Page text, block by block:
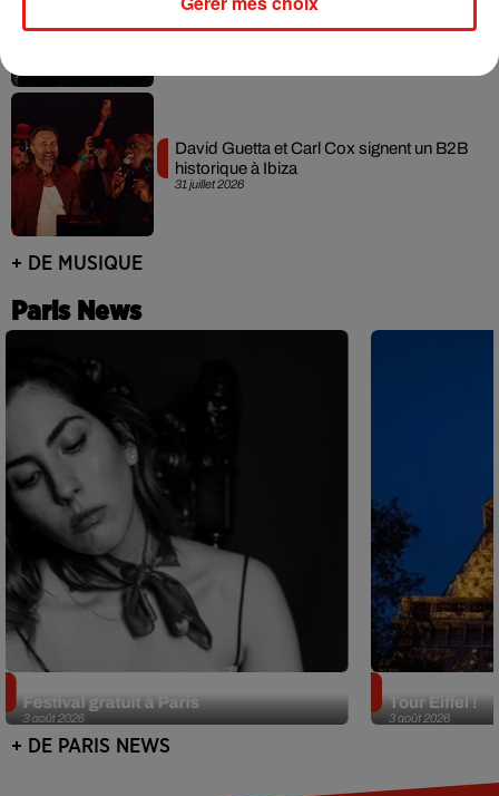
31 juillet 2026
31 juillet 2026
David Guetta et Carl Cox signent un B2B
historique à Ibiza
+ DE MUSIQUE
Paris News
3 août 2026
Festival gratuit à Paris
3 août 2026
Tour Eiffel !
+ DE PARIS NEWS